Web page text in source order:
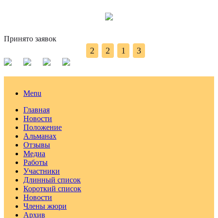
Принято заявок
2 2 1 3
Menu
Главная
Новости
Положение
Альманах
Отзывы
Медиа
Работы
Участники
Длинный список
Короткий список
Новости
Члены жюри
Архив